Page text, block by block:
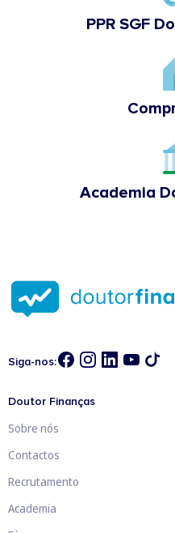
PPR SGF
Academia
Siga-nos:
Doutor Finanças
Sobre nós
Contactos
Recrutamento
Academia